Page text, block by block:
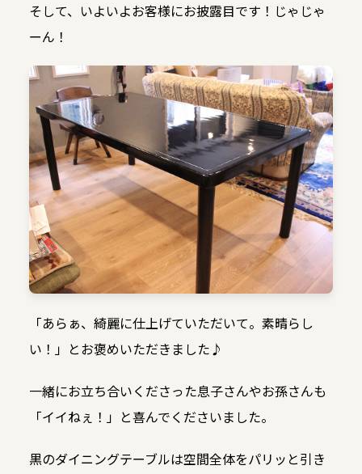
そして、いよいよお客様にお披露目です！じゃじゃ
ーん！
「あらぁ、綺麗に仕上げていただいて。素晴らし
い！」とお褒めいただきました♪
一緒にお立ち合いくださった息子さんやお孫さんも
「イイねぇ！」と喜んでくださいました。
黒のダイニングテーブルは空間全体をパリッと引き